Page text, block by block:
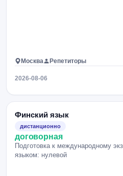
Москва Репетиторы
2026-08-06
Финский язык
дистанционно
договорная
Подготовка к международному
языком: нулевой